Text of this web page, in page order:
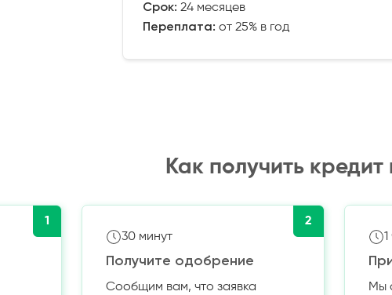
Срок: 24 месяцев
Переплата: от 25% в год
Как получить кредит
1
2
30 минут
Получите одобрение
Сообщим вам, что заявка
Мы